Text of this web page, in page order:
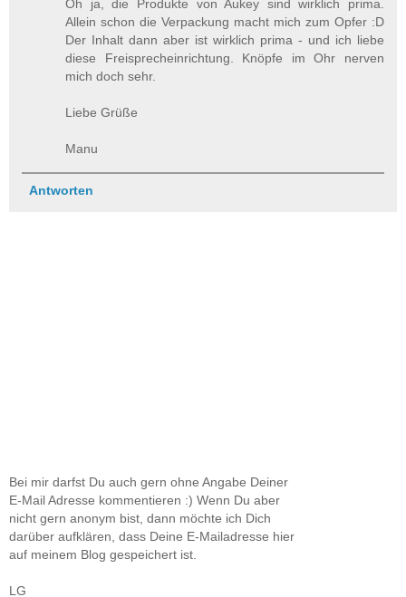
Oh ja, die Produkte von Aukey sind wirklich prima.
Allein schon die Verpackung macht mich zum Opfer :D
Der Inhalt dann aber ist wirklich prima - und ich liebe
diese Freisprecheinrichtung. Knöpfe im Ohr nerven
mich doch sehr.
Liebe Grüße
Manu
Antworten
Bei mir darfst Du auch gern ohne Angabe Deiner
E-Mail Adresse kommentieren :) Wenn Du aber
nicht gern anonym bist, dann möchte ich Dich
darüber aufklären, dass Deine E-Mailadresse hier
auf meinem Blog gespeichert ist.
LG